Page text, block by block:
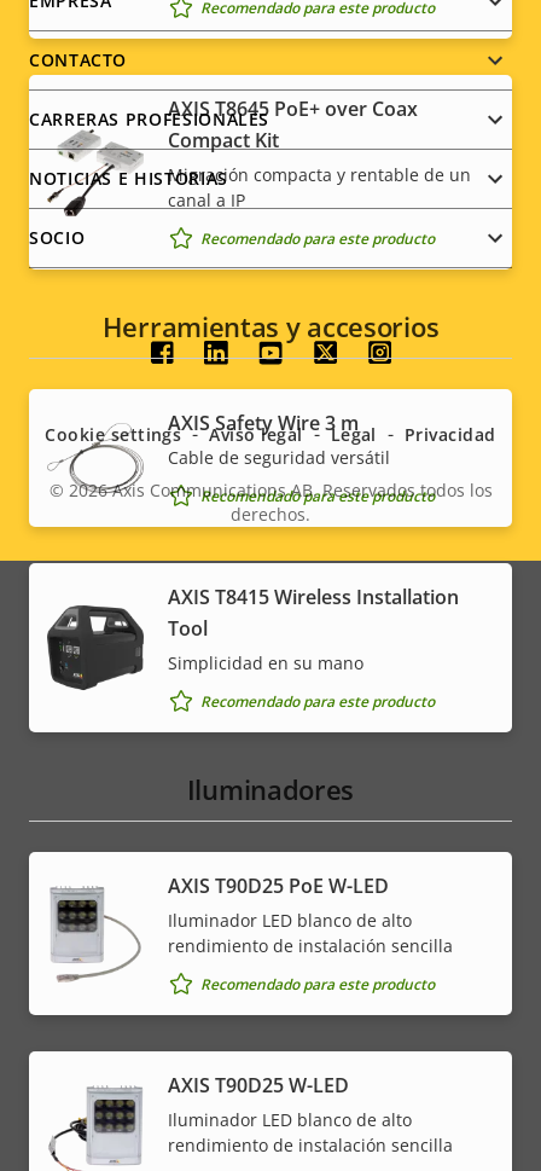
Recomendado para este producto
AXIS T8645 PoE+ over Coax
Compact Kit
Migración compacta y rentable de un
canal a IP
Recomendado para este producto
Herramientas y accesorios
AXIS Safety Wire 3 m
Cable de seguridad versátil
Recomendado para este producto
AXIS T8415 Wireless Installation
Tool
Simplicidad en su mano
Recomendado para este producto
Iluminadores
AXIS T90D25 PoE W-LED
Iluminador LED blanco de alto
rendimiento de instalación sencilla
Recomendado para este producto
AXIS T90D25 W-LED
Iluminador LED blanco de alto
rendimiento de instalación sencilla
menu
CONTACTO
CARRERAS PROFESIONALES
NOTICIAS E HISTORIAS
SOCIO
Social
menu
Legal
© 2026Axis Communications AB. Reservados todos los
derechos.
Cookie settings Aviso legal Legal Privacidad